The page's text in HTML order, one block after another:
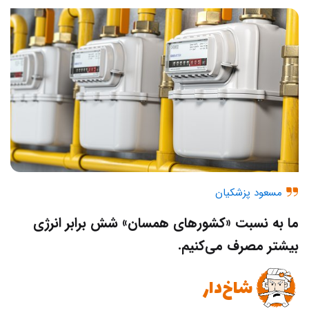
مسعود پزشکیان
ما به نسبت «کشورهای همسان» شش برابر انرژی
بیشتر مصرف می‌کنیم.
شاخ‌دار